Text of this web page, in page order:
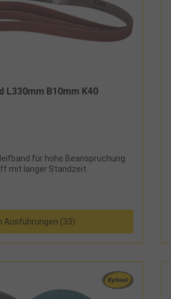
L330mm B10mm K40
für hohe Beanspruchung
mit langer Standzeit
Ausführungen (33)